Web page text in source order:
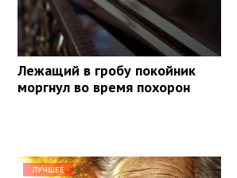
Лежащий в гробу покойник
моргнул во время похорон
ЛУЧШЕЕ